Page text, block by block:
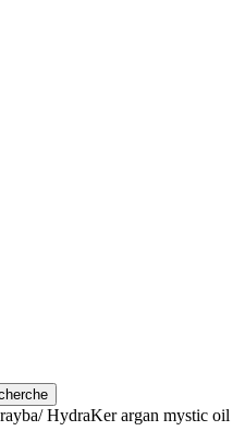
HydraKer argan mystic oil